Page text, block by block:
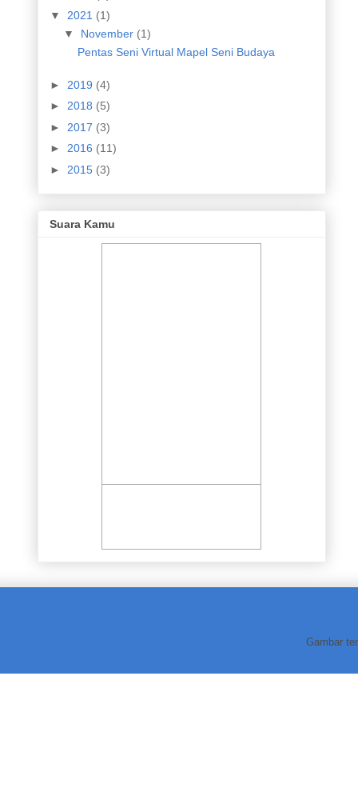
▼2021 (1)
▼ November (1)
Pentas Seni Virtual Mapel Seni Budaya
► 2019 (4)
►2018 (5)
► 2017 (3)
►2016 (11)
► 2015 (3)
Suara Kamu
Gambar